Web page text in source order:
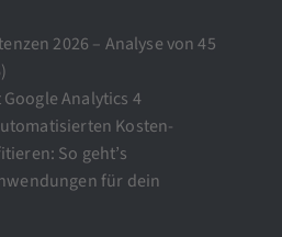
2026 – Analyse von 45
Analytics 4
Kosten-
So geht’s
für dein